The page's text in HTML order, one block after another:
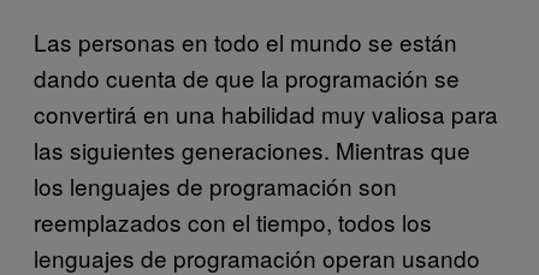
Las personas en todo el mundo se están
dando cuenta de que la programación se
convertirá en una habilidad muy valiosa para
las siguientes generaciones. Mientras que
los lenguajes de programación son
reemplazados con el tiempo, todos los
lenguajes de programación operan usando